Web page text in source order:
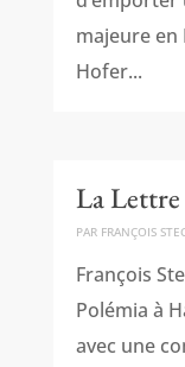
majeure en
Hofer...
La Lettre
PAR FRANÇOIS
François
Polémia à
avec une